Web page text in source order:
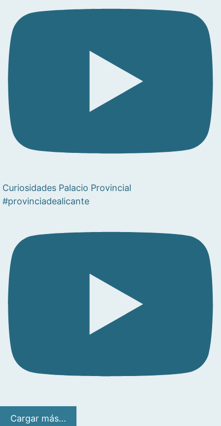
Curiosidades Palacio Provincial
#provinciadealicante
Cargar más...